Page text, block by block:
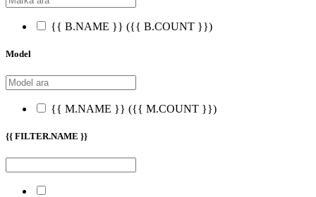
{{ B.NAME }} ({{ B.COUNT }})
Model
{{ M.NAME }} ({{ M.COUNT }})
{{ FILTER.NAME }}